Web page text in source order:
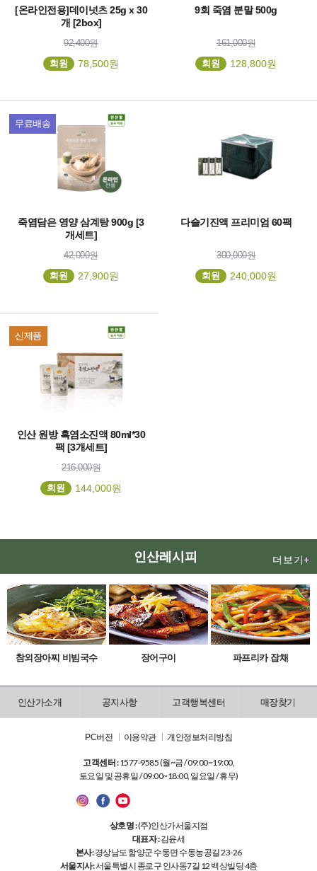
[온라인전용]데이넛츠 25g x 30
개 [2box]
92,400원
회원
78,500원
9회 죽염 분말 500g
161,000원
회원
128,800원
무료배송
죽염담은 영양 삼계탕 900g [3
개세트]
42,000원
회원
27,900원
다슬기진액 프리미엄 60팩
300,000원
회원
240,000원
신제품
인산 원방 흑염소진액 80ml*30
팩 [3개세트]
216,000원
회원
144,000원
인산레시피 더보기+
참외장아찌 비빔국수 장어구이 파프리카 잡채
인산가소개 공지사항 고객행복센터 매장찾기
PC버전 이용약관 개인정보처리방침
고객센터 :1577-9585 (월~금 / 09:00~19:00,
토요일 및 공휴일 / 09:00~18:00, 일요일 / 휴무)
상호명 :(주)인산가서울지점
대표자 :김윤세
본사:경상남도 함양군 수동면 수동농공길 23-26
서울지사:서울특별시 종로구 인사동7길 12 백상빌딩 4층